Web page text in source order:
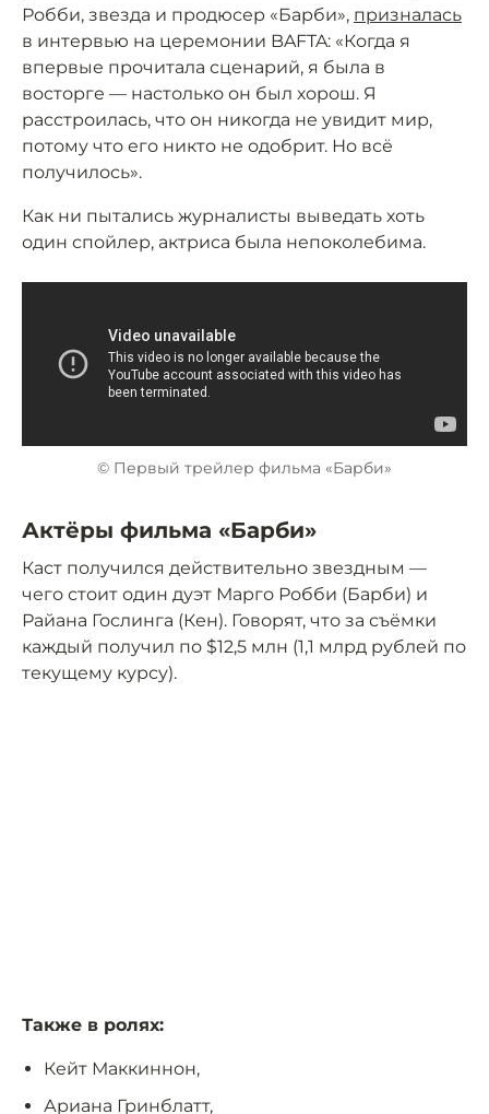
Робби, звезда и продюсер «Барби», призналась
в интервью на церемонии BAFTA: «Когда я
впервые прочитала сценарий, я была в
восторге — настолько он был хорош. Я
расстроилась, что он никогда не увидит мир,
потому что его никто не одобрит. Но всё
получилось».
Как ни пытались журналисты выведать хоть
один спойлер, актриса была непоколебима.
© Первый трейлер фильма «Барби»
Актёры фильма «Барби»
Каст получился действительно звездным —
чего стоит один дуэт Марго Робби (Барби) и
Райана Гослинга (Кен). Говорят, что за съёмки
каждый получил по $12,5 млн (1,1 млрд рублей по
текущему курсу).
Также в ролях:
Кейт Маккиннон,
Ариана Гринблатт,